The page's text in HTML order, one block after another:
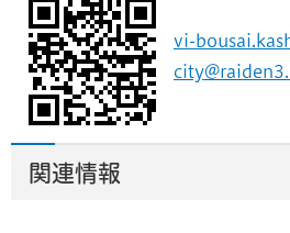
vi-
関連情報